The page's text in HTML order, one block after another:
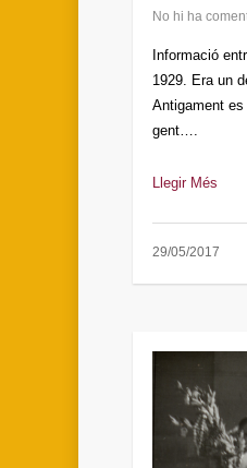
No hi ha
Informació
1929. Era un
Antigament
gent….
Llegir Més
29/05/2017